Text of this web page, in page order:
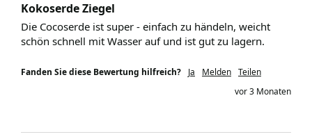
Kokoserde Ziegel
Die Cocoserde ist super - einfach zu händeln, weicht
schön schnell mit Wasser auf und ist gut zu lagern.
Fanden Sie diese Bewertung hilfreich? Ja Melden Teilen
vor 3 Monaten